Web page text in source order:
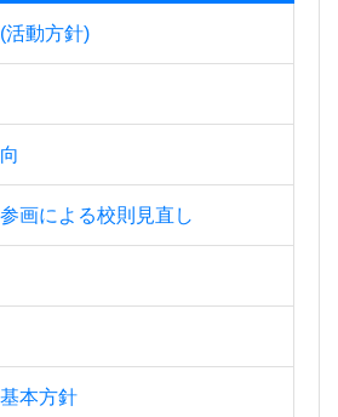
活動方針)
画による校則見直し
本方針